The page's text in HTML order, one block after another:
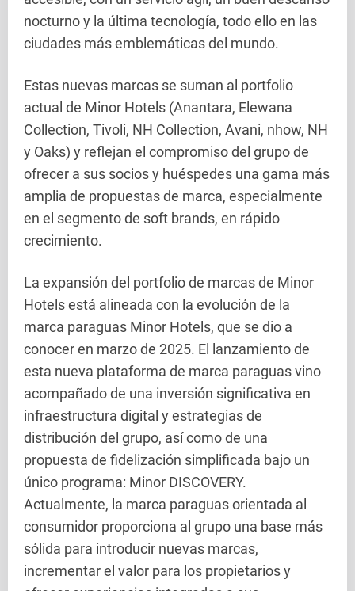
nocturno y la última tecnología, todo ello en las
ciudades más emblemáticas del mundo.
Estas nuevas marcas se suman al portfolio
actual de Minor Hotels (Anantara, Elewana
Collection, Tivoli, NH Collection, Avani, nhow, NH
y Oaks) y reflejan el compromiso del grupo de
ofrecer a sus socios y huéspedes una gama más
amplia de propuestas de marca, especialmente
en el segmento de soft brands, en rápido
crecimiento.
La expansión del portfolio de marcas de Minor
Hotels está alineada con la evolución de la
marca paraguas Minor Hotels, que se dio a
conocer en marzo de 2025. El lanzamiento de
esta nueva plataforma de marca paraguas vino
acompañado de una inversión significativa en
infraestructura digital y estrategias de
distribución del grupo, así como de una
propuesta de fidelización simplificada bajo un
único programa: Minor DISCOVERY.
Actualmente, la marca paraguas orientada al
consumidor proporciona al grupo una base más
sólida para introducir nuevas marcas,
incrementar el valor para los propietarios y